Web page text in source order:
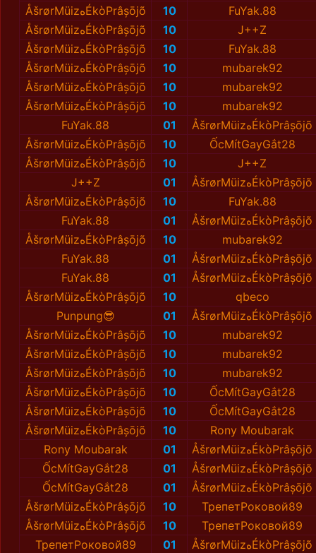
ÅšrørMüizهÉkòPrâșōjõ
10
FuYak.88
ÅšrørMüizهÉkòPrâșōjõ
10
J++Z
ÅšrørMüizهÉkòPrâșōjõ
10
FuYak.88
ÅšrørMüizهÉkòPrâșōjõ
10
mubarek92
ÅšrørMüizهÉkòPrâșōjõ
10
mubarek92
ÅšrørMüizهÉkòPrâșōjõ
10
mubarek92
FuYak.88
01
ÅšrørMüizهÉkòPrâșōjõ
ÅšrørMüizهÉkòPrâșōjõ
10
ỐcMítGayGắt28
ÅšrørMüizهÉkòPrâșōjõ
10
J++Z
J++Z
01
ÅšrørMüizهÉkòPrâșōjõ
ÅšrørMüizهÉkòPrâșōjõ
10
FuYak.88
FuYak.88
01
ÅšrørMüizهÉkòPrâșōjõ
ÅšrørMüizهÉkòPrâșōjõ
10
mubarek92
FuYak.88
01
ÅšrørMüizهÉkòPrâșōjõ
FuYak.88
01
ÅšrørMüizهÉkòPrâșōjõ
ÅšrørMüizهÉkòPrâșōjõ
10
qbeco
Punpung😎
01
ÅšrørMüizهÉkòPrâșōjõ
ÅšrørMüizهÉkòPrâșōjõ
10
mubarek92
ÅšrørMüizهÉkòPrâșōjõ
10
mubarek92
ÅšrørMüizهÉkòPrâșōjõ
10
mubarek92
ÅšrørMüizهÉkòPrâșōjõ
10
ỐcMítGayGắt28
ÅšrørMüizهÉkòPrâșōjõ
10
ỐcMítGayGắt28
ÅšrørMüizهÉkòPrâșōjõ
10
Rony Moubarak
Rony Moubarak
01
ÅšrørMüizهÉkòPrâșōjõ
ỐcMítGayGắt28
01
ÅšrørMüizهÉkòPrâșōjõ
ỐcMítGayGắt28
01
ÅšrørMüizهÉkòPrâșōjõ
ÅšrørMüizهÉkòPrâșōjõ
10
ТрепетРоковой89
ÅšrørMüizهÉkòPrâșōjõ
10
ТрепетРоковой89
ТрепетРоковой89
01
ÅšrørMüizهÉkòPrâșōjõ